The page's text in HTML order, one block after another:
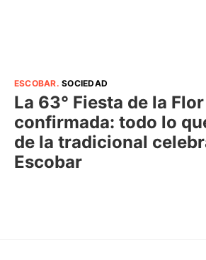
ESCOBAR.SOCIEDAD
La 63° Fiesta de la
confirmada: todo lo
de la tradicional
Escobar